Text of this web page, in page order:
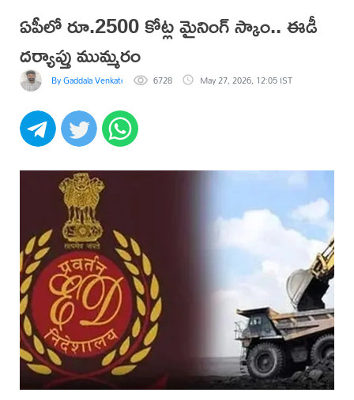
ఏపీలో రూ.2500 కోట్ల మైనింగ్ స్కాం.. ఈడీ
దర్యాప్తు ముమ్మరం
By Gaddala VenkateswaraRao6728 May 27, 2026, 12:05 IST